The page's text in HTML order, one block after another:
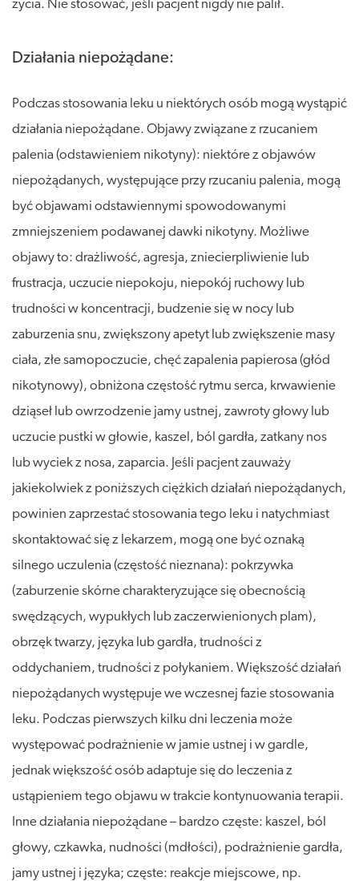
życia. Nie stosować, jeśli pacjent nigdy nie palił.
Działania niepożądane:
Podczas stosowania leku u niektórych osób mogą wystąpić
działania niepożądane. Objawy związane z rzucaniem
palenia (odstawieniem nikotyny): niektóre z objawów
niepożądanych, występujące przy rzucaniu palenia, mogą
być objawami odstawiennymi spowodowanymi
zmniejszeniem podawanej dawki nikotyny. Możliwe
objawy to: drażliwość, agresja, zniecierpliwienie lub
frustracja, uczucie niepokoju, niepokój ruchowy lub
trudności w koncentracji, budzenie się w nocy lub
zaburzenia snu, zwiększony apetyt lub zwiększenie masy
ciała, złe samopoczucie, chęć zapalenia papierosa (głód
nikotynowy), obniżona częstość rytmu serca, krwawienie
dziąseł lub owrzodzenie jamy ustnej, zawroty głowy lub
uczucie pustki w głowie, kaszel, ból gardła, zatkany nos
lub wyciek z nosa, zaparcia. Jeśli pacjent zauważy
jakiekolwiek z poniższych ciężkich działań niepożądanych,
powinien zaprzestać stosowania tego leku i natychmiast
skontaktować się z lekarzem, mogą one być oznaką
silnego uczulenia (częstość nieznana): pokrzywka
(zaburzenie skórne charakteryzujące się obecnością
swędzących, wypukłych lub zaczerwienionych plam),
obrzęk twarzy, języka lub gardła, trudności z
oddychaniem, trudności z połykaniem. Większość działań
niepożądanych występuje we wczesnej fazie stosowania
leku. Podczas pierwszych kilku dni leczenia może
występować podrażnienie w jamie ustnej i w gardle,
jednak większość osób adaptuje się do leczenia z
ustąpieniem tego objawu w trakcie kontynuowania terapii.
Inne działania niepożądane – bardzo częste: kaszel, ból
głowy, czkawka, nudności (mdłości), podrażnienie gardła,
jamy ustnej i języka; częste: reakcje miejscowe, np.